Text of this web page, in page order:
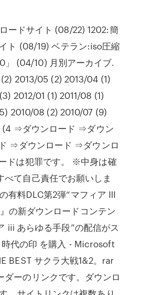
ードサイト (08/22) 1202:簡
ト (08/19) ベテラン:iso圧縮
(04/10) 月別アーカイブ.
2013/05 (2) 2013/04 (1)
2012/01 (1) 2011/08 (1)
2010/08 (2) 2010/07 (9)
⇒ダウンロード ⇒ダウン
⇒ダウンロード ⇒ダウンロ
ドは犯罪です。 ※中身は確
て自己責任でお願いしま
有料DLC第2弾“マフィア III
の新ダウンロードコンテン
iii あらゆる手段”の配信がス
時代の印 を購入 - Microsoft
BEST サクラ大戦1&2。rar
ダーのリンクです。ダウンロ